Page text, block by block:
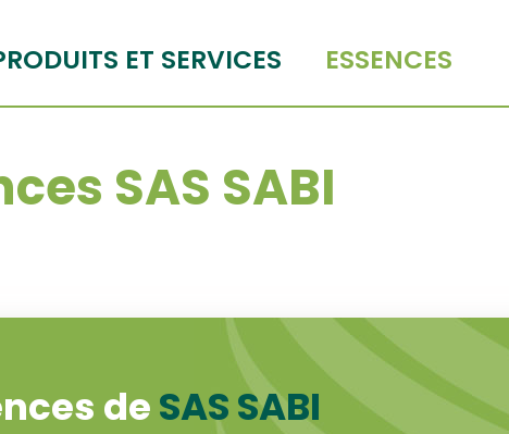
ET SERVICES ESSENCES
SAS SABI
deSAS SABI